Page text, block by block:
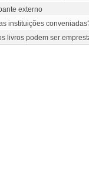
externo
instituições
livros podem ser